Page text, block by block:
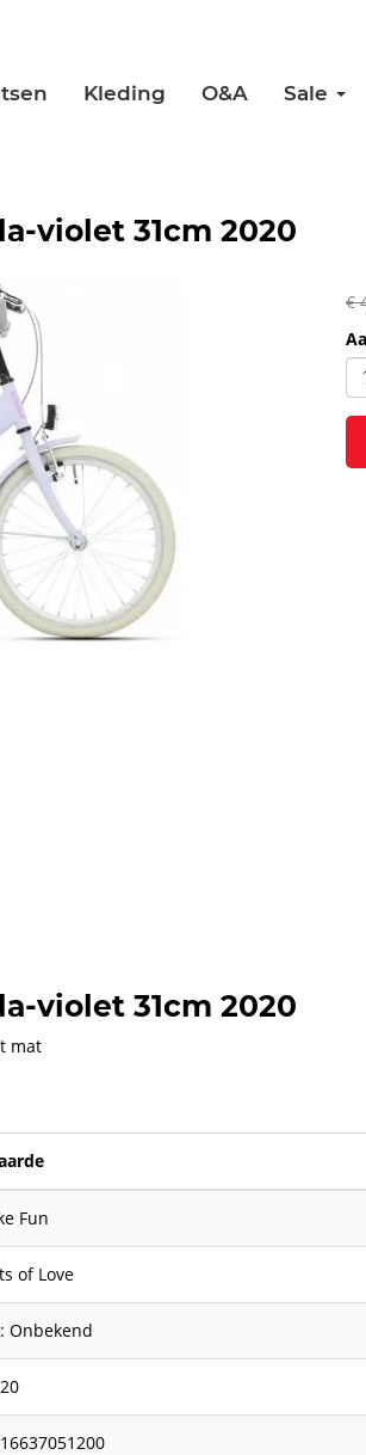
Kleding O&A Sale
violet 31cm 2020
€
violet 31cm 2020
mat
Fun
of Love
Onbekend